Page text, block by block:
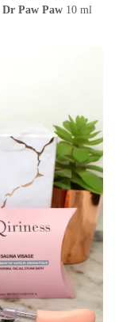
Dr Paw Paw 10 ml